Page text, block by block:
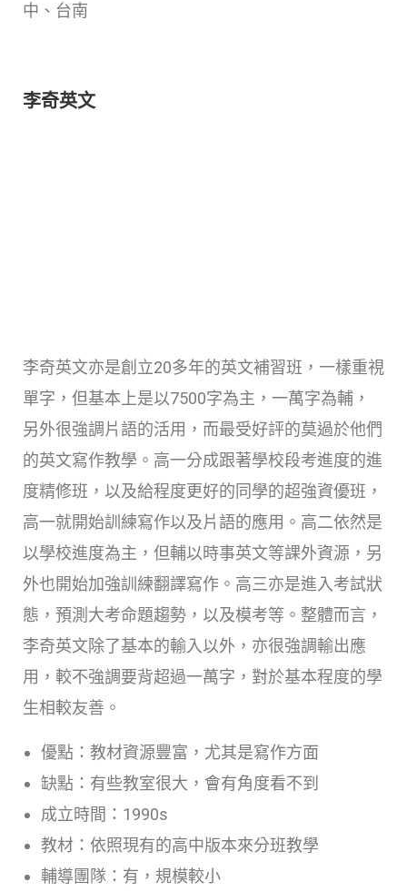
中、台南
李奇英文
李奇英文亦是創立20多年的英文補習班，一樣重視
單字，但基本上是以7500字為主，一萬字為輔，
另外很強調片語的活用，而最受好評的莫過於他們
的英文寫作教學。高一分成跟著學校段考進度的進
度精修班，以及給程度更好的同學的超強資優班，
高一就開始訓練寫作以及片語的應用。高二依然是
以學校進度為主，但輔以時事英文等課外資源，另
外也開始加強訓練翻譯寫作。高三亦是進入考試狀
態，預測大考命題趨勢，以及模考等。整體而言，
李奇英文除了基本的輸入以外，亦很強調輸出應
用，較不強調要背超過一萬字，對於基本程度的學
生相較友善。
優點：教材資源豐富，尤其是寫作方面
缺點：有些教室很大，會有角度看不到
成立時間：1990s
教材：依照現有的高中版本來分班教學
輔導團隊：有，規模較小